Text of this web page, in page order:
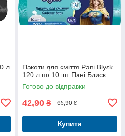
л
Пакети для сміття Pani Blysk
120 л по 10 шт Пані Блиск
Готово до відправки
42,90 ₴ 65,90 ₴
Купити